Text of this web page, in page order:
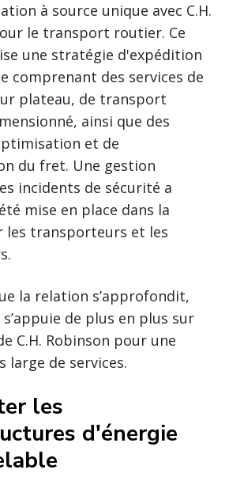
à source unique avec C.H.
le transport routier. Ce
une stratégie d'expédition
comprenant des services de
plateau, de transport
ainsi que des
et de
du fret. Une gestion
incidents de sécurité a
mise en place dans la
les transporteurs et les
la relation s’approfondit,
s’appuie de plus en plus sur
C.H. Robinson pour une
large de services.
les
d'énergie